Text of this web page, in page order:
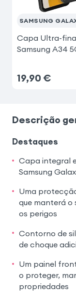
Samsung
Capa Ultra-fina
Samsung A34
19,90 €
Descrição
Destaques
Capa integral
Samsung
Uma
que manterá o
os perigos
Contorno de
de choque
Um painel
o proteger,
propriedades